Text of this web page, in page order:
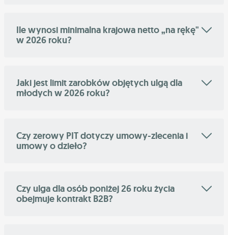
Ile wynosi minimalna krajowa netto „na rękę"
w 2026 roku?
Jaki jest limit zarobków objętych ulgą dla
młodych w 2026 roku?
Czy zerowy PIT dotyczy umowy-zlecenia i
umowy o dzieło?
Czy ulga dla osób poniżej 26 roku życia
obejmuje kontrakt B2B?